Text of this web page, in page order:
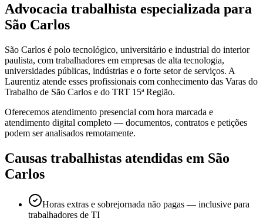
Advocacia trabalhista especializada para
São Carlos
São Carlos é polo tecnológico, universitário e industrial do interior
paulista, com trabalhadores em empresas de alta tecnologia,
universidades públicas, indústrias e o forte setor de serviços. A
Laurentiz atende esses profissionais com conhecimento das Varas do
Trabalho de São Carlos e do TRT 15ª Região.
Oferecemos atendimento presencial com hora marcada e
atendimento digital completo — documentos, contratos e petições
podem ser analisados remotamente.
Causas trabalhistas atendidas em São
Carlos
Horas extras e sobrejornada não pagas — inclusive para
trabalhadores de TI